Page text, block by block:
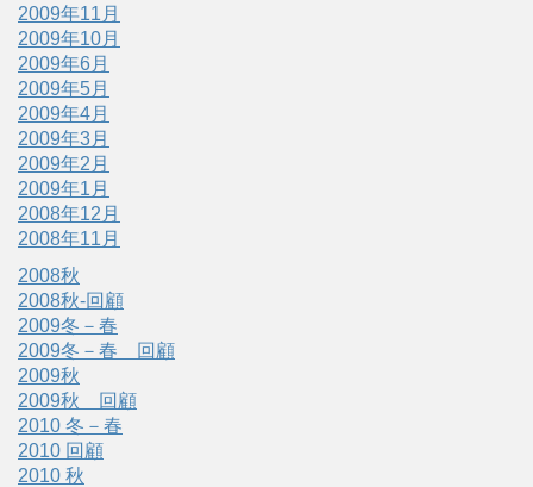
2009年11月
2009年10月
2009年6月
2009年5月
2009年4月
2009年3月
2009年2月
2009年1月
2008年12月
2008年11月
2008秋
2008秋-回顧
2009冬－春
2009冬－春 回顧
2009秋
2009秋 回顧
2010 冬－春
2010 回顧
2010 秋